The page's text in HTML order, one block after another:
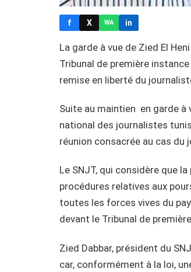
f X WA in
La garde à vue de Zied El
Tribunal de première
remise en liberté du
Suite au maintien en garde à
national des journalistes
réunion consacrée au cas du
Le SNJT, qui considère que
procédures relatives aux
toutes les forces vives du
devant le Tribunal de
Zied Dabbar, président du
car, conformément à la loi,